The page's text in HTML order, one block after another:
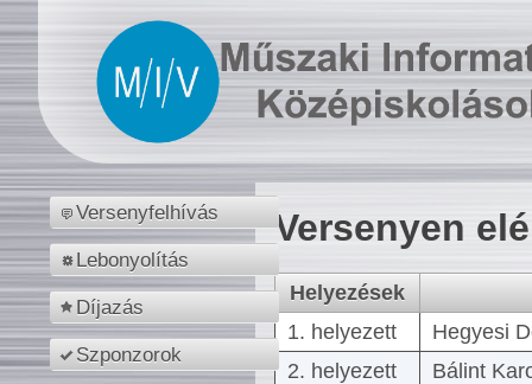
Versenyfelhívás
Lebonyolítás
Díjazás
Szponzorok
Versenyen
Helyezések
1. helyezett
Hegyesi
2. helyezett
Bálint